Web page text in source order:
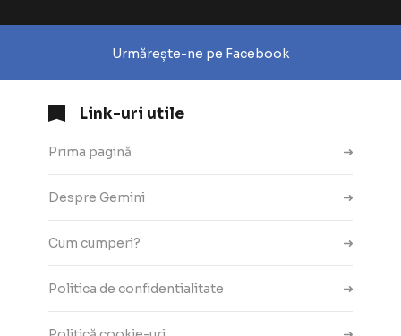
Urmărește-ne pe Facebook
Link-uri utile
Prima pagină
Despre Gemini
Cum cumperi?
Politica de confidentialitate